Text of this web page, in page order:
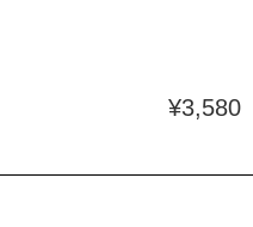
¥3,580